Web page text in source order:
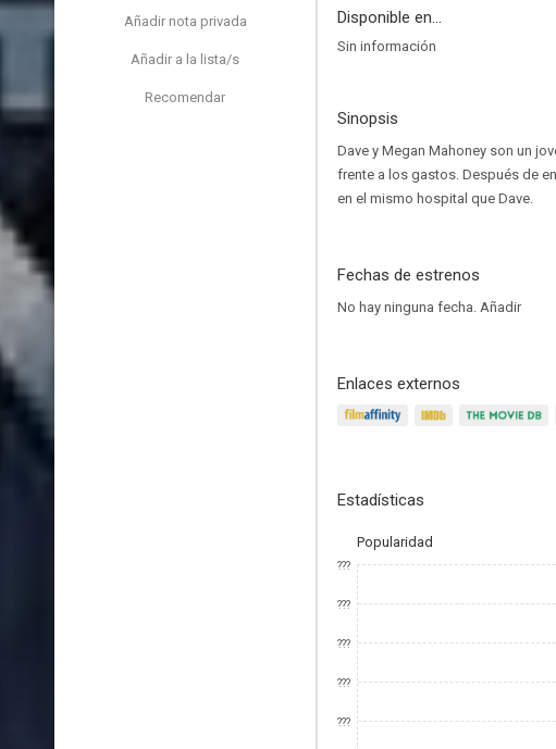
Añadir nota privada
Añadir a la lista/s
Recomendar
Disponible en...
Sin información
Sinopsis
Dave y Megan Mahoney son un
frente a los gastos. Después de
en el mismo hospital que Dave.
Fechas de estrenos
No hay ninguna fecha. Añadir
Enlaces externos
Estadísticas
Popularidad
???
???
???
???
???